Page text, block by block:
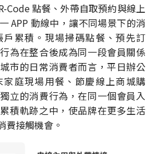
Code 點餐、外帶自取預約與線上
APP 動線中，讓不同場景下的消
累積。現場掃碼點餐、預先訂
為在整合後成為同一段會員關係
市的日常消費者而言，平日辦公
庭現場用餐、節慶線上商城購
立的消費行為，在同一個會員入
積軌跡之中，使品牌在更多生活
費接觸機會。